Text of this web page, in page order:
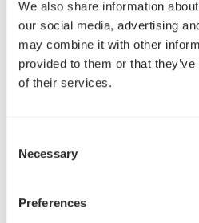
We also share information
our social media, advertising
may combine it with other
provided to them or that
of their services.
Selection
Necessary
Preferences